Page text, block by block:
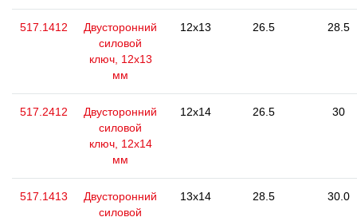
517.1412
Двусторонний
силовой
ключ, 12x13
мм
12x13 26.5 28.5
517.2412
Двусторонний
силовой
ключ, 12x14
мм
12x14 26.5 30
517.1413
Двусторонний
силовой
13x14 28.5 30.0